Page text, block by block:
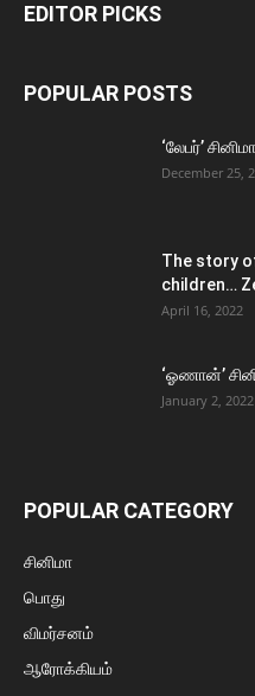
EDITOR PICKS
POPULAR POSTS
‘லேபர்’
December 25,
The story
children…
April 16, 2022
‘ஓணான்’
January 2, 2022
POPULAR CATEGORY
சினிமா
பொது
விமர்சனம்
ஆரோக்கியம்